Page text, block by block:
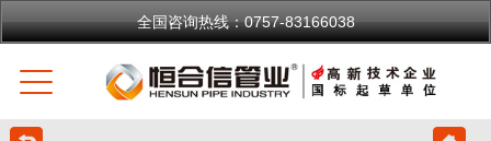
全国咨询热线：0757-83166038